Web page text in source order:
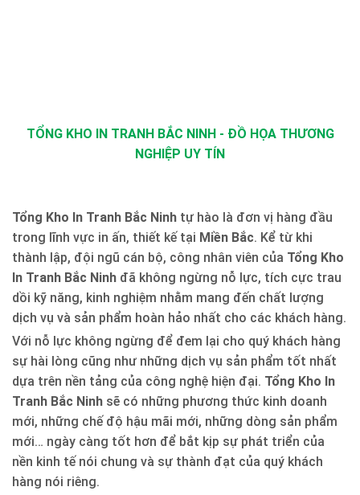
TỔNG KHO IN TRANH BẮC NINH - ĐỒ HỌA THƯƠNG
NGHIỆP UY TÍN
Tổng Kho In Tranh Bắc Ninh tự hào là đơn vị hàng đầu
trong lĩnh vực in ấn, thiết kế tại Miền Bắc. Kể từ khi
thành lập, đội ngũ cán bộ, công nhân viên của Tổng Kho
In Tranh Bắc Ninh đã không ngừng nỗ lực, tích cực trau
dồi kỹ năng, kinh nghiệm nhằm mang đến chất lượng
dịch vụ và sản phẩm hoàn hảo nhất cho các khách hàng.
Với nỗ lực không ngừng để đem lại cho quý khách hàng
sự hài lòng cũng như những dịch vụ sản phẩm tốt nhất
dựa trên nền tảng của công nghệ hiện đại. Tổng Kho In
Tranh Bắc Ninh sẽ có những phương thức kinh doanh
mới, những chế độ hậu mãi mới, những dòng sản phẩm
mới… ngày càng tốt hơn để bắt kịp sự phát triển của
nền kinh tế nói chung và sự thành đạt của quý khách
hàng nói riêng.